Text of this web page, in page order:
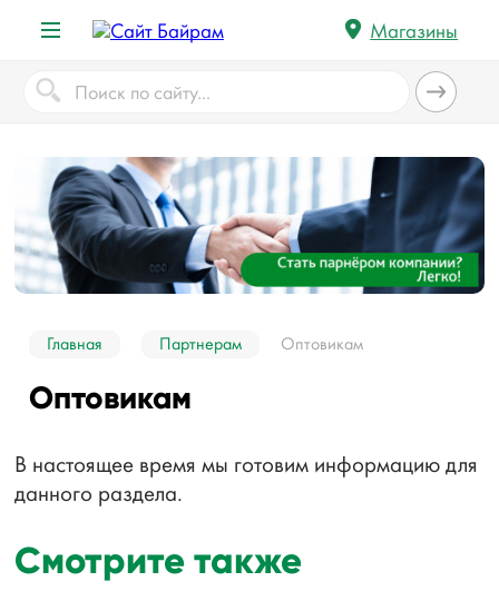
Магазины
Главная Партнерам Оптовикам
Оптовикам
В настоящее время мы готовим информацию для
данного раздела.
Смотрите также